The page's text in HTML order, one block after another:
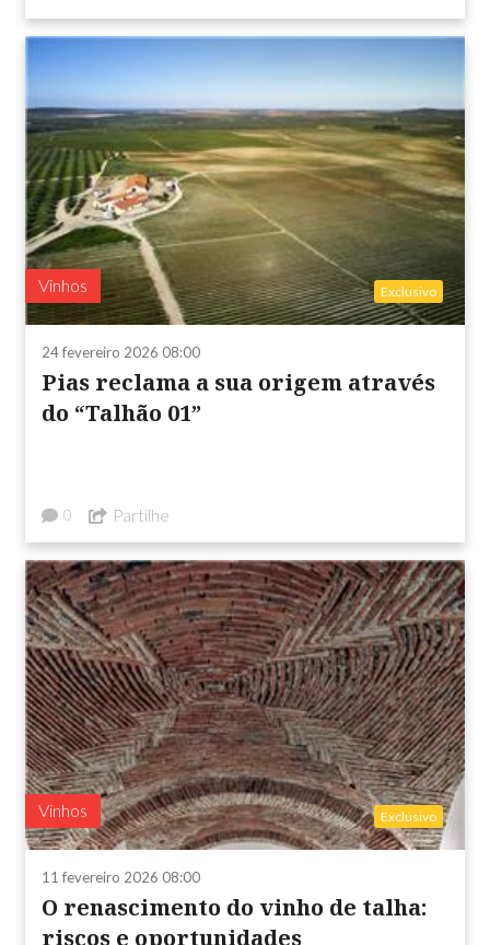
Vinhos Exclusivo
24 fevereiro 2026 08:00
Pias reclama a sua origem através
do “Talhão 01”
0 Partilhe
Vinhos Exclusivo
11 fevereiro 2026 08:00
O renascimento do vinho de talha:
riscos e oportunidades